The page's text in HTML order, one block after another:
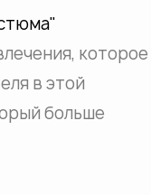
которое
в этой
больше